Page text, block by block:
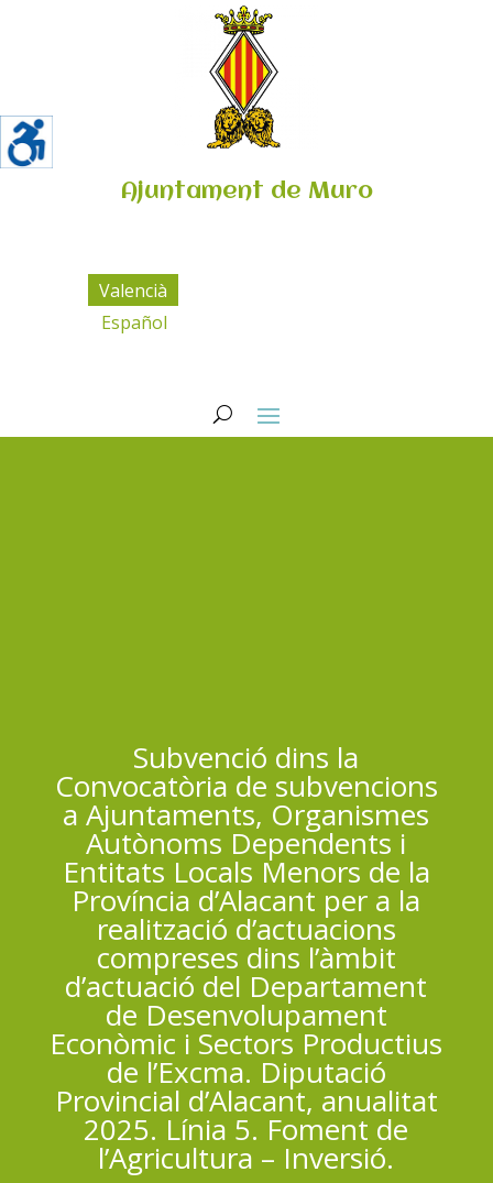
Ajuntament de Muro
Valencià
Español
Subvenció dins la
Convocatòria de subvencions
a Ajuntaments, Organismes
Autònoms Dependents i
Entitats Locals Menors de la
Província d’Alacant per a la
realització d’actuacions
compreses dins l’àmbit
d’actuació del Departament
de Desenvolupament
Econòmic i Sectors Productius
de l’Excma. Diputació
Provincial d’Alacant, anualitat
2025. Línia 5. Foment de
l’Agricultura – Inversió.